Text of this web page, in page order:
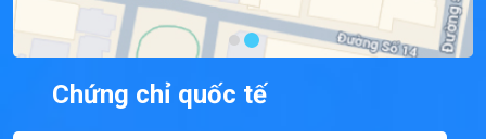
Chứng chỉ quốc tế